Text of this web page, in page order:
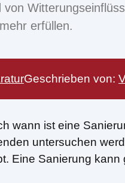
erfüllen.
Geschrieben von:
wann ist eine
untersuchen
Eine Sanierung kann